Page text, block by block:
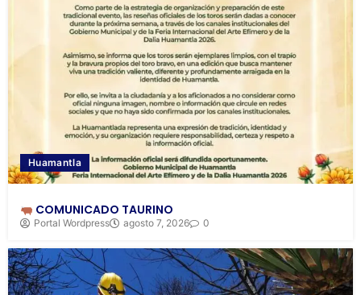
Huamantla
COMUNICADO TAURINO
Portal Wordpress agosto 7, 2026 0